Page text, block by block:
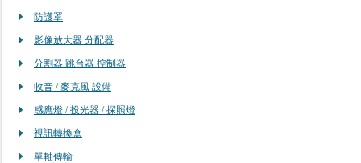
防護罩
影像放大器 分配器
分割器 跳台器 控制器
收音 / 麥克風 設備
感應燈 / 投光器 / 探照燈
視訊轉換盒
單軸傳輸